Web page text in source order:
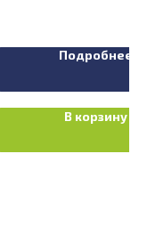
Подробнее
В корзину